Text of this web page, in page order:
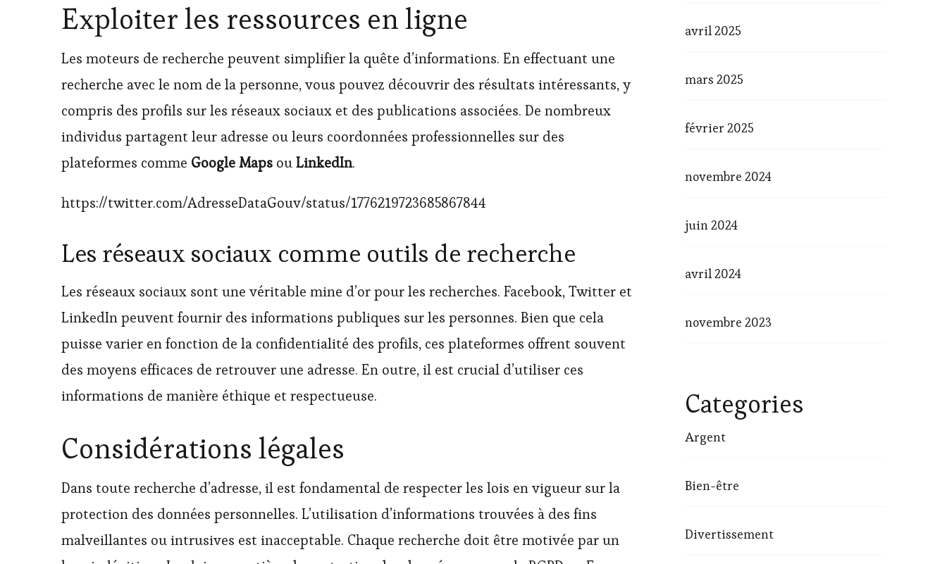
Exploiter les ressources en ligne
Les moteurs de recherche peuvent simplifier la quête d’informations. En effectuant une
recherche avec le nom de la personne, vous pouvez découvrir des résultats intéressants, y
compris des profils sur les réseaux sociaux et des publications associées. De nombreux
individus partagent leur adresse ou leurs coordonnées professionnelles sur des
plateformes comme Google Maps ouLinkedIn.
https://twitter.com/AdresseDataGouv/status/1776219723685867844
Les réseaux sociaux comme outils de recherche
Les réseaux sociaux sont une véritable mine d’or pour les recherches. Facebook, Twitter et
LinkedIn peuvent fournir des informations publiques sur les personnes. Bien que cela
puisse varier en fonction de la confidentialité des profils, ces plateformes offrent souvent
des moyens efficaces de retrouver une adresse. En outre, il est crucial d’utiliser ces
informations de manière éthique et respectueuse.
Considérations légales
Dans toute recherche d’adresse, il est fondamental de respecter les lois en vigueur sur la
protection des données personnelles. L’utilisation d’informations trouvées à des fins
malveillantes ou intrusives est inacceptable. Chaque recherche doit être motivée par un
avril 2025
mars 2025
février 2025
novembre 2024
juin 2024
avril 2024
novembre 2023
Categories
Argent
Bien-être
Divertissement